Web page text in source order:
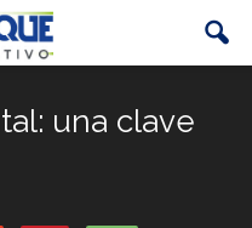
una clave